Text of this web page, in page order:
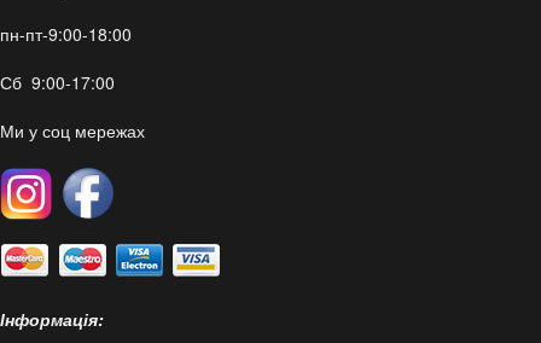
пн-пт-9:00-18:00
Сб 9:00-17:00
Ми у соц мережах
Інформація: